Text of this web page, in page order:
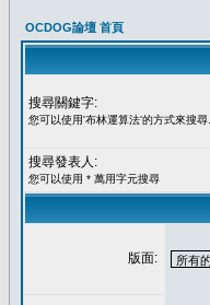
OCDOG論壇 首頁
搜尋關鍵字:
您可以使用'布林運算法'的方式來搜尋.
搜尋發表人:
您可以使用 * 萬用字元搜尋
版面: